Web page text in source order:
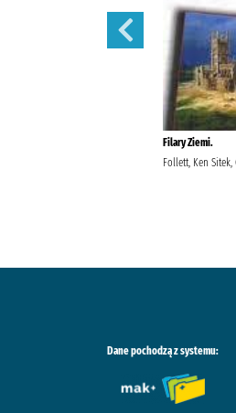
Filary Ziemi.
Follett, Ken Sitek,
Dane pochodzą z systemu: